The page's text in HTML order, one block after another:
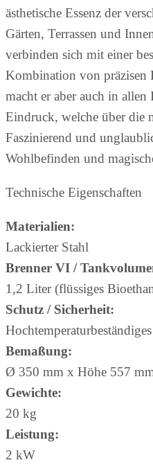
ästhetische Essenz der
Gärten, Terrassen und
verbinden sich mit einer
Kombination von präzisen
macht er aber auch in
Eindruck, welche über die
Faszinierend und
Wohlbefinden und
Technische Eigenschaften
Materialien:
Lackierter Stahl
Brenner VI /
1,2 Liter (flüssiges
Schutz / Sicherheit:
Bemaßung:
Ø 350 mm x Höhe 557
Gewichte:
20 kg
Leistung:
2 kW